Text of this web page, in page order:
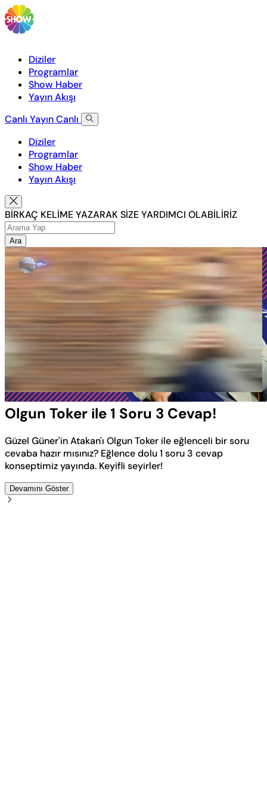
Diziler
Programlar
Show Haber
Yayın Akışı
Canlı YayınCanlı
Diziler
Programlar
Show Haber
Yayın Akışı
BİRKAÇ KELİME YAZARAK SİZE YARDIMCI OLABİLİRİZ
Ara
Aç
Hızı
Olgun Toker ile 1 Soru 3 Cevap!
Güzel Güner'in Atakan'ı Olgun Toker ile eğlenceli bir soru
cevaba hazır mısınız? Eğlence dolu 1 soru 3 cevap
konseptimiz yayında. Keyifli seyirler!
Devamını Göster